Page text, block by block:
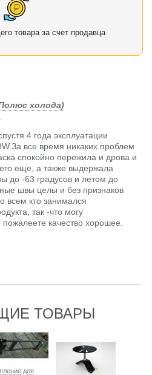
товара за счет продавца
холода)
4 года эксплуатации
все время никаких проблем
спокойно пережила и дрова и
еще, а также выдержала
до -63 градусов и летом до
швы целы и без признаков
всем кто занимался
так -что могу
качество хорошее.
ТОВАРЫ
для